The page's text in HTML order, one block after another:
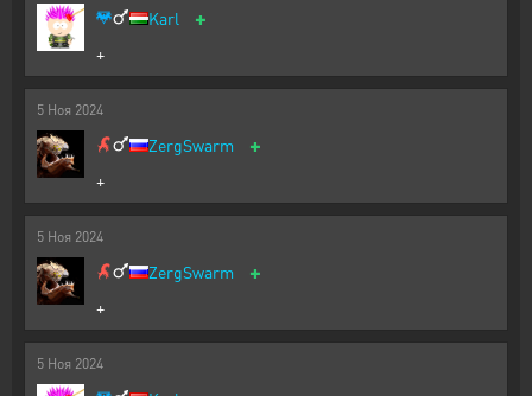
Karl +
+
5 Ноя 2024
ZergSwarm +
+
5 Ноя 2024
ZergSwarm +
+
5 Ноя 2024